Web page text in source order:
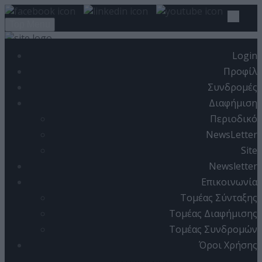
Login
Προφίλ
Συνδρομές
Διαφήμιση
Περιοδικό
NewsLetter
Site
Newsletter
Επικοινωνία
Τομέας Σύνταξης
Τομέας Διαφήμισης
Τομέας Συνδρομών
Όροι Χρήσης